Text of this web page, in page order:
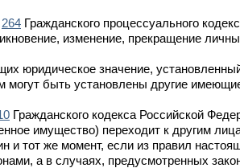
264 Гражданского процессуального
изменение, прекращение
юридическое значение,
могут быть установлены другие
Гражданского кодекса Российской
имущество) переходит к другим
и тот же момент, если из правил
а в случаях, предусмотренных